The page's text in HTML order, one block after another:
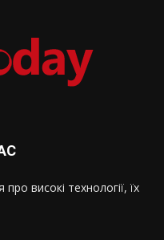
високі технології, їх